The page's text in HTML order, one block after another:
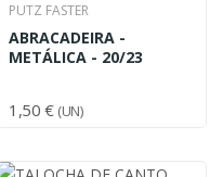
PUTZ FASTER
ABRACADEIRA -
METÁLICA - 20/23
1,50 € (UN)